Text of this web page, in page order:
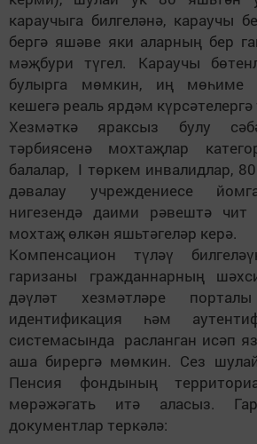
караучыга билгеләнә, караучы
бергә яшәве яки аларның бер
мәҗбури түгел. Караучы
булырга мөмкин, иң мөһиме
кешегә реаль ярдәм
Хезмәткә яраксыз булу
тәрбиясенә мохтаҗлар
балалар, I төркем инвалидлар,
дәвалау учреждениесе
нигезендә даими рәвештә чит
мохтаҗ өлкән яшьтәгеләр керә.
Компенсацион түләү
гаризаны гражданнарның
дәүләт хезмәтләре
идентификация һәм
системасында расланган исәп
аша бирергә мөмкин. Сез
Пенсия фондының
мөрәжәгать итәаласыз.
документлар теркәлә: